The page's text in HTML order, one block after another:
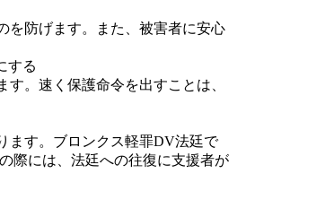
防げます。また、被害者に安心
する
。速く保護命令を出すことは、
ます。ブロンクス軽罪DV法廷で
際には、法廷への往復に支援者が